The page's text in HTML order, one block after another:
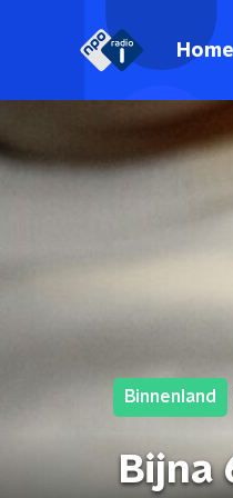
Home
Binnenland
Bijna